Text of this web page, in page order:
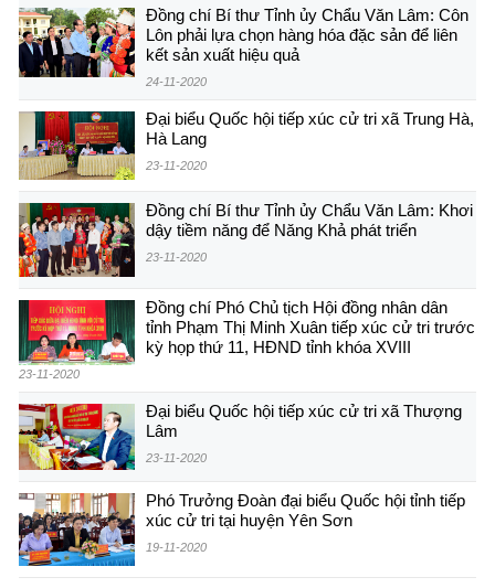
Đồng chí Bí thư Tỉnh ủy Chẩu Văn Lâm: Côn
Lôn phải lựa chọn hàng hóa đặc sản để liên
kết sản xuất hiệu quả
24-11-2020
Đại biểu Quốc hội tiếp xúc cử tri xã Trung Hà,
Hà Lang
23-11-2020
Đồng chí Bí thư Tỉnh ủy Chẩu Văn Lâm: Khơi
dậy tiềm năng để Năng Khả phát triển
23-11-2020
Đồng chí Phó Chủ tịch Hội đồng nhân dân
tỉnh Phạm Thị Minh Xuân tiếp xúc cử tri trước
kỳ họp thứ 11, HĐND tỉnh khóa XVIII
23-11-2020
Đại biểu Quốc hội tiếp xúc cử tri xã Thượng
Lâm
23-11-2020
Phó Trưởng Đoàn đại biểu Quốc hội tỉnh tiếp
xúc cử tri tại huyện Yên Sơn
19-11-2020